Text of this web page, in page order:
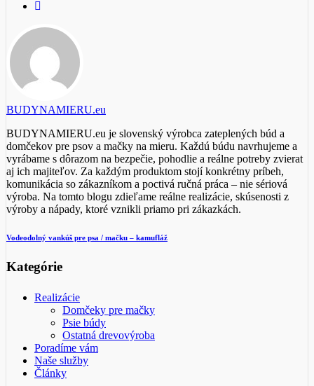
BUDYNAMIERU.eu
BUDYNAMIERU.eu je slovenský výrobca zateplených búd a
domčekov pre psov a mačky na mieru. Každú búdu navrhujeme a
vyrábame s dôrazom na bezpečie, pohodlie a reálne potreby zvierat
aj ich majiteľov. Za každým produktom stojí konkrétny príbeh,
komunikácia so zákazníkom a poctivá ručná práca – nie sériová
výroba. Na tomto blogu zdieľame reálne realizácie, skúsenosti z
výroby a nápady, ktoré vznikli priamo pri zákazkách.
Vodeodolný vankúš pre psa / mačku – kamufláž
Kategórie
Realizácie
Domčeky pre mačky
Psie búdy
Ostatná drevovýroba
Poradíme vám
Naše služby
Články